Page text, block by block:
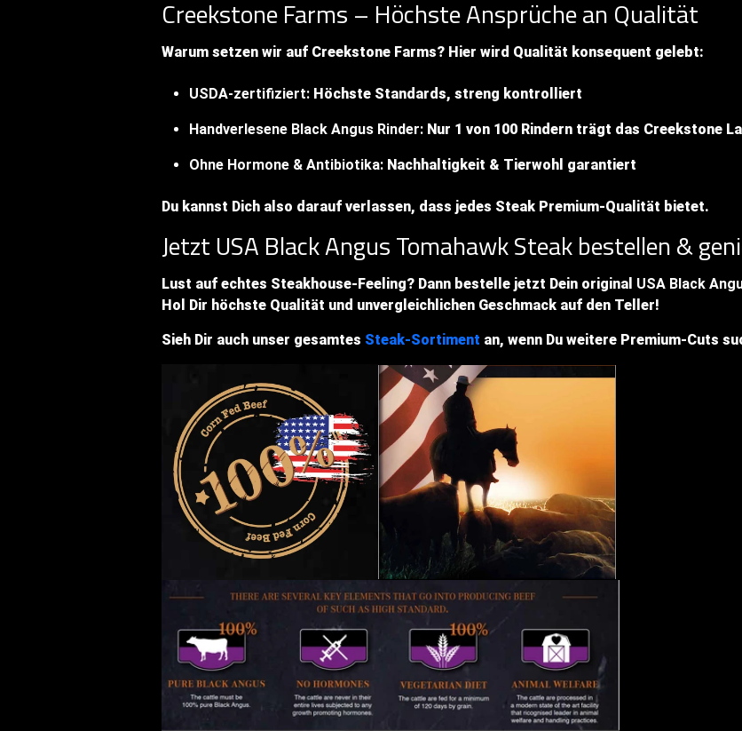
Creekstone Farms – Höchste Ansprüche an Qualität
Warum setzen wir auf Creekstone Farms? Hier wird Qualität konsequent gelebt:
USDA-zertifiziert: Höchste Standards, streng kontrolliert
Handverlesene Black Angus Rinder: Nur 1 von 100 Rindern trägt das Creekstone
Ohne Hormone & Antibiotika: Nachhaltigkeit & Tierwohl garantiert
Du kannst Dich also darauf verlassen, dass jedes Steak Premium-Qualität bietet.
Jetzt USA Black Angus Tomahawk Steak bestellen &
Lust auf echtes Steakhouse-Feeling? Dann bestelle jetzt Dein original USA Black
Hol Dir höchste Qualität und unvergleichlichen Geschmack auf den Teller!
Sieh Dir auch unser gesamtes Steak-Sortiment an, wenn Du weitere Premium-Cuts